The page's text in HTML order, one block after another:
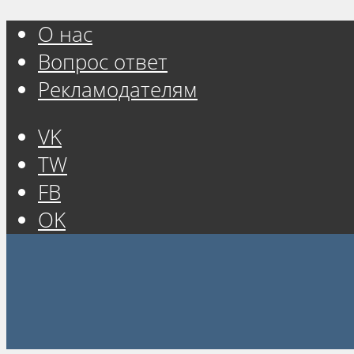
О нас
Вопрос ответ
Рекламодателям
VK
TW
FB
OK